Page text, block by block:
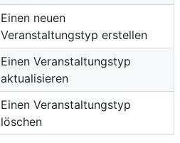
Einen neuen
Veranstaltungstyp erstellen
Einen Veranstaltungstyp
aktualisieren
Einen Veranstaltungstyp
löschen